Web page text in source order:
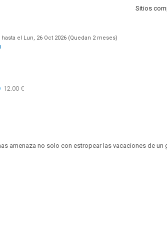
Sitios
el Lun, 26 Oct 2026 (Quedan 2 meses)
12.00 €
amenaza no solo con estropear las vacaciones de un